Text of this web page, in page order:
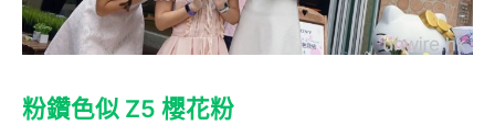
粉鑽色似 Z5 櫻花粉